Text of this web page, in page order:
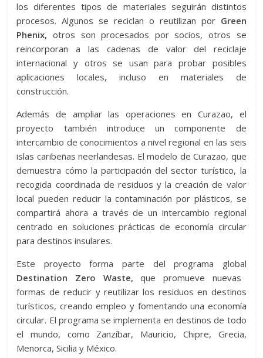
los diferentes tipos de materiales seguirán distintos
procesos. Algunos se reciclan o reutilizan por Green
Phenix, otros son procesados ​​por socios, otros se
reincorporan a las cadenas de valor del reciclaje
internacional y otros se usan para probar posibles
aplicaciones locales, incluso en materiales de
construcción.
Además de ampliar las operaciones en Curazao, el
proyecto también introduce un componente de
intercambio de conocimientos a nivel regional en las seis
islas caribeñas neerlandesas. El modelo de Curazao, que
demuestra cómo la participación del sector turístico, la
recogida coordinada de residuos y la creación de valor
local pueden reducir la contaminación por plásticos, se
compartirá ahora a través de un intercambio regional
centrado en soluciones prácticas de economía circular
para destinos insulares.
Este proyecto forma parte del programa global
Destination Zero Waste, que promueve nuevas
formas de reducir y reutilizar los residuos en destinos
turísticos, creando empleo y fomentando una economía
circular. El programa se implementa en destinos de todo
el mundo, como Zanzíbar, Mauricio, Chipre, Grecia,
Menorca, Sicilia y México.